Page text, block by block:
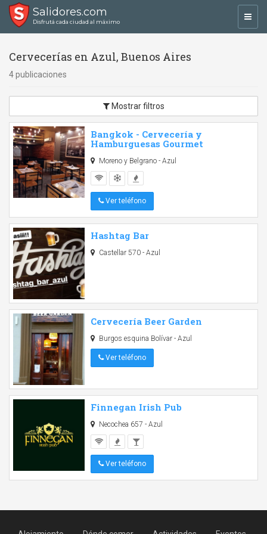
Salidores.com
Disfrutá cada ciudad al máximo
Cervecerías en Azul, Buenos Aires
4 publicaciones
Mostrar filtros
Bangkok - Cervecería y
Hamburguesas Gourmet
Moreno y Belgrano - Azul
Ver teléfono
Hashtag Bar
Castellar 570 - Azul
Cervecería Beer Garden
Burgos esquina Bolívar - Azul
Ver teléfono
Finnegan Irish Pub
Necochea 657 - Azul
Ver teléfono